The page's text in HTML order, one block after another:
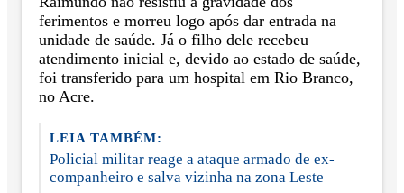
ferimentos e morreu logo após dar entrada na
unidade de saúde. Já o filho dele recebeu
atendimento inicial e, devido ao estado de saúde,
foi transferido para um hospital em Rio Branco,
no Acre.
LEIA TAMBÉM:
Policial militar reage a ataque armado de ex-
companheiro e salva vizinha na zona Leste